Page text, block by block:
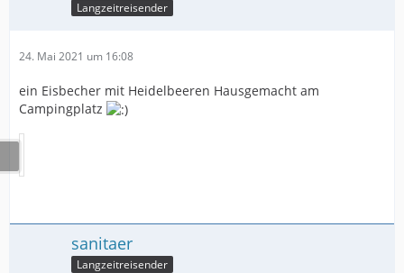
Langzeitreisender
24. Mai 2021 um 16:08
ein Eisbecher mit Heidelbeeren Hausgemacht am
Campingplatz
sanitaer
Langzeitreisender